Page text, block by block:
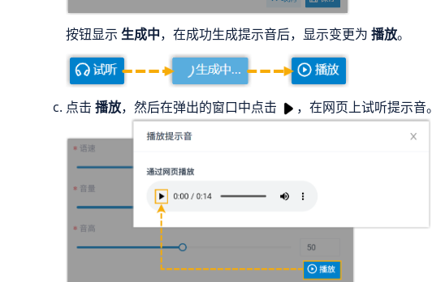
按钮显示 生成中，在成功生成提示音后，显示变更为 播放。
点击 播放，然后在弹出的窗口中点击 ，在网页上试听提示音。